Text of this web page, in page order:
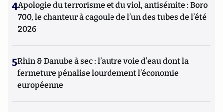
4Apologie du terrorisme et du viol, antisémite : Boro
700, le chanteur à cagoule de l’un des tubes de l’été
2026
5Rhin & Danube à sec : l’autre voie d’eau dont la
fermeture pénalise lourdement l’économie
européenne